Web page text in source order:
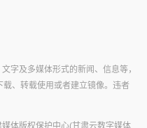
字及多媒体形式的新闻、信息等，
、转载使用或者建立镜像。违者